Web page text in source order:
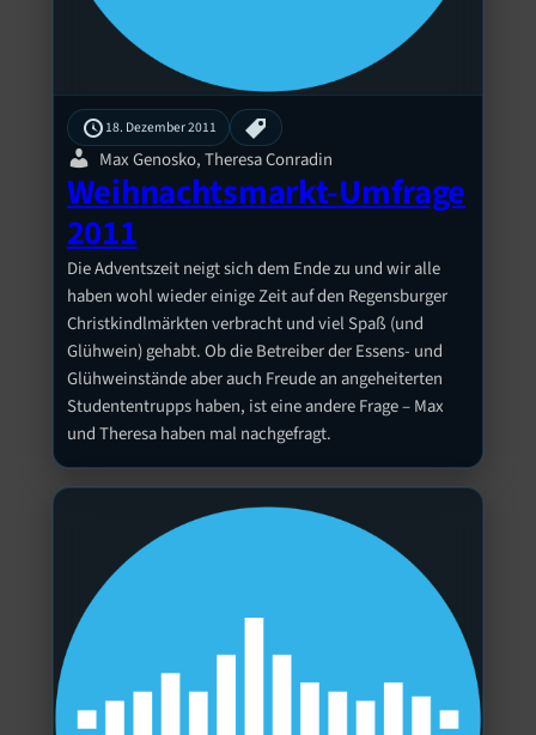
18. Dezember 2011
Max Genosko, Theresa Conradin
Weihnachtsmarkt-Umfrage
2011
Die Adventszeit neigt sich dem Ende zu und wir alle
haben wohl wieder einige Zeit auf den Regensburger
Christkindlmärkten verbracht und viel Spaß (und
Glühwein) gehabt. Ob die Betreiber der Essens- und
Glühweinstände aber auch Freude an angeheiterten
Studententrupps haben, ist eine andere Frage – Max
und Theresa haben mal nachgefragt.